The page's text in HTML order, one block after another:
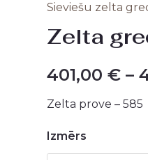
Sieviešu zelta
Zelta
401,00 €–
Zelta prove – 585
Izmērs
Zelta
gredzens
-
daudzums